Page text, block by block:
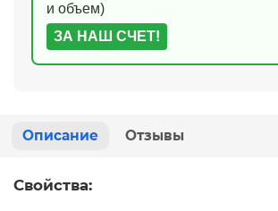
и объем)
ЗА НАШ СЧЕТ!
Описание Отзывы
Свойства: